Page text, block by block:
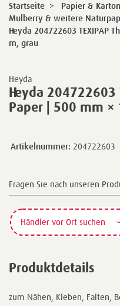
Heyda
Heyda 204722603
Paper | 500 mm ×
Startseite > Papier & Karton
Mulberry & weitere
Heyda 204722603 TEXIPAP
m, grau
Artikelnummer: 204722603
Fragen Sie nach unseren
Händler vor Ort suchen
Produktdetails
zum Nähen, Kleben, Falten,